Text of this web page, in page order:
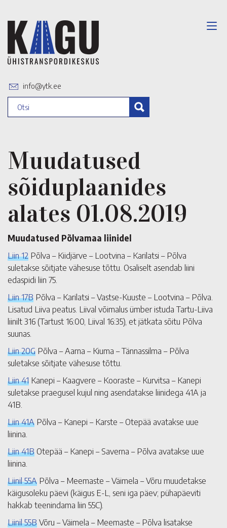
info@ytk.ee
Muudatused
sõiduplaanides
alates 01.08.2019
Muudatused Põlvamaa liinidel
Liin 12 Põlva – Kiidjärve – Lootvina – Karilatsi – Põlva
suletakse sõitjate vähesuse tõttu. Osaliselt asendab liini
edaspidi liin 75.
Liin 17B Põlva – Karilatsi – Vastse-Kuuste – Lootvina – Põlva.
Lisatud Liiva peatus. Liival võimalus ümber istuda Tartu-Liiva
liinilt 316 (Tartust 16:00, Liival 16:35), et jätkata sõitu Põlva
suunas.
Liin 20G Põlva – Aarna – Kiuma – Tännassilma – Põlva
suletakse sõitjate vähesuse tõttu.
Liin 41 Kanepi – Kaagvere – Kooraste – Kurvitsa – Kanepi
suletakse praegusel kujul ning asendatakse liinidega 41A ja
41B.
Liin 41A Põlva – Kanepi – Karste – Otepää avatakse uue
liinina.
Liin 41B Otepää – Kanepi – Saverna – Põlva avatakse uue
liinina.
Liinil 55A Põlva – Meemaste – Väimela – Võru muudetakse
käigusoleku päevi (käigus E-L, seni iga päev; pühapäeviti
hakkab teenindama liin 55C).
Liinil 55BVõru – Väimela – Meemaste – Põlva lisatakse